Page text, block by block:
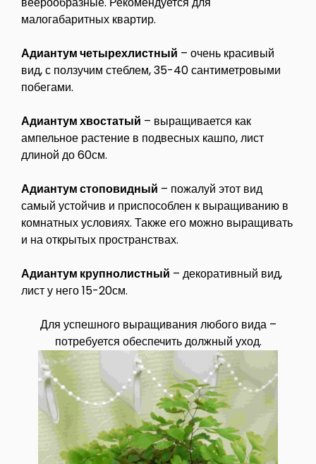
малогабаритных квартир.
Адиантум четырехлистный – очень красивый
вид, с ползучим стеблем, 35-40 сантиметровыми
побегами.
Адиантум хвостатый – выращивается как
ампельное растение в подвесных кашпо, лист
длиной до 60см.
Адиантум стоповидный – пожалуй этот вид
самый устойчив и приспособлен к выращиванию в
комнатных условиях. Также его можно выращивать
и на открытых пространствах.
Адиантум крупнолистный – декоративный вид,
лист у него 15-20см.
Для успешного выращивания любого вида –
потребуется обеспечить должный уход.